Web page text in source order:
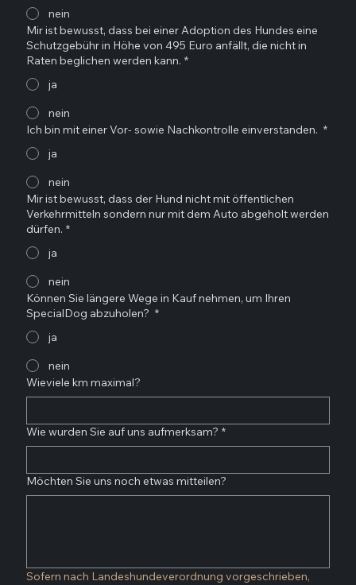
nein
Mir ist bewusst, dass bei einer Adoption des Hundes eine
Schutzgebühr in Höhe von 495 Euro anfällt, die nicht in
Raten beglichen werden kann. *
ja
nein
Ich bin mit einer Vor- sowie Nachkontrolle einverstanden. *
ja
nein
Mir ist bewusst, dass der Hund nicht mit öffentlichen
Verkehrmitteln sondern nur mit dem Auto abgeholt werden
dürfen. *
ja
nein
Können Sie längere Wege in Kauf nehmen, um Ihren
SpecialDog abzuholen? *
ja
nein
Wieviele km maximal?
Wie wurden Sie auf uns aufmerksam? *
Möchten Sie uns noch etwas mitteilen?
Sofern nach Landeshundeverordnung vorgeschrieben,